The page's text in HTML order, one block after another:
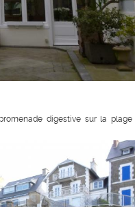
digestive sur la plage